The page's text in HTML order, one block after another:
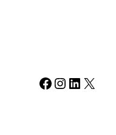
Facebook Instagram LinkedIn X